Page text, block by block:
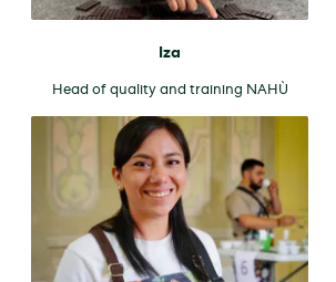
Iza
Head of quality and training NAHÙ